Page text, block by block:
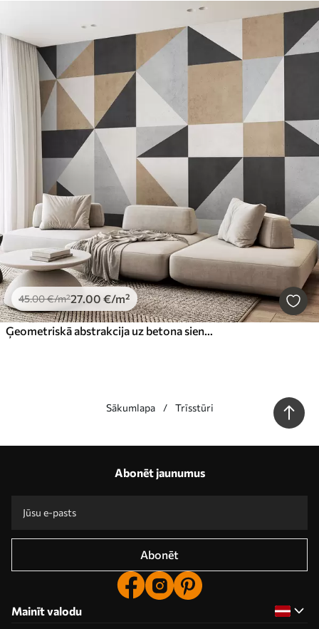
45.00€/m²27.00 €/m²
Ģeometriskā abstrakcija uz betona sienas
Sākumlapa Trīsstūri
Ražošana pēc individuāliem izmēriem
Akcijas kodi ar atlaidēm pasūtījumiem!
Abonēt jaunumus
Abonēt
Mainīt valodu